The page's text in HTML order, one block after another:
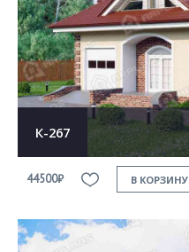
К-267
44500₽ В КОРЗИНУ